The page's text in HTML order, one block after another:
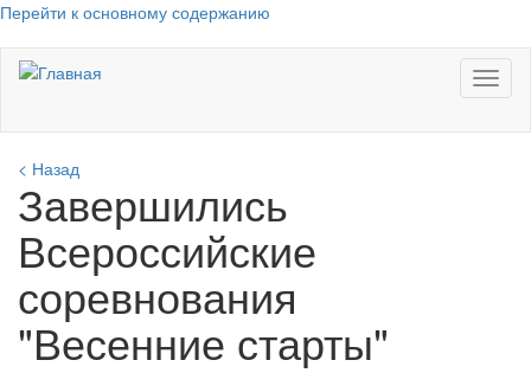
Перейти к основному содержанию
< Назад
Завершились
Всероссийские
соревнования
"Весенние старты"